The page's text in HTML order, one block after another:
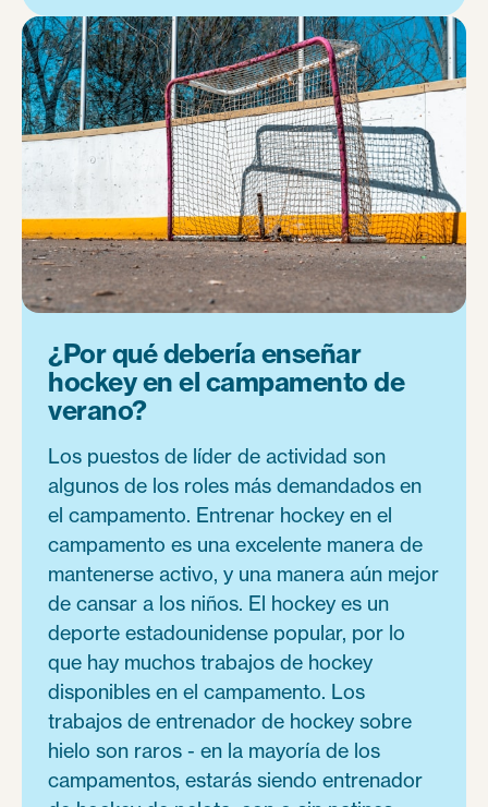
¿Por qué debería enseñar
hockey en el campamento de
verano?
Los puestos de líder de actividad son
algunos de los roles más demandados en
el campamento. Entrenar hockey en el
campamento es una excelente manera de
mantenerse activo, y una manera aún mejor
de cansar a los niños. El hockey es un
deporte estadounidense popular, por lo
que hay muchos trabajos de hockey
disponibles en el campamento. Los
trabajos de entrenador de hockey sobre
hielo son raros - en la mayoría de los
campamentos, estarás siendo entrenador